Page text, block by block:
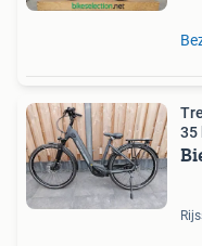
35